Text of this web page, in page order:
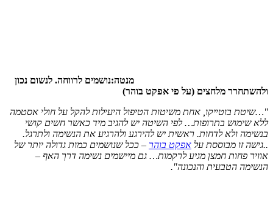
מנטה:נושמים לרווחה. לנשום נכון
ולהשתחרר מלחצים (על פי אפקט בוהר)
"…שיטת בוטייקו, אחת משיטות הטיפול היעילות להקל על חולי אסטמה
ללא שימוש בתרופות… לפי השיטה יש להגיב מיד כאשר חשים קושי
בנשימה ולא לדחות. ראשית יש להירגע ולהרגיע את הנשימה ולתרגל.
..גישה זו מבוססת על אפקט בוהר – ככל שנושמים כמות גדולה יותר של
אוויר פחות חמצן מגיע לרקמות… גם מיישמים נשימה דרך האף –
הנשימה הטבעית והנכונה".